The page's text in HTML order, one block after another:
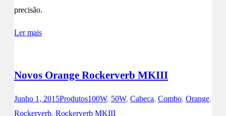
precisão.
Ler mais
Novos Orange Rockerverb MKIII
Junho 1, 2015Produtos100W, 50W, Cabeça, Combo, Orange,
Rockerverb, Rockerverb MKIII